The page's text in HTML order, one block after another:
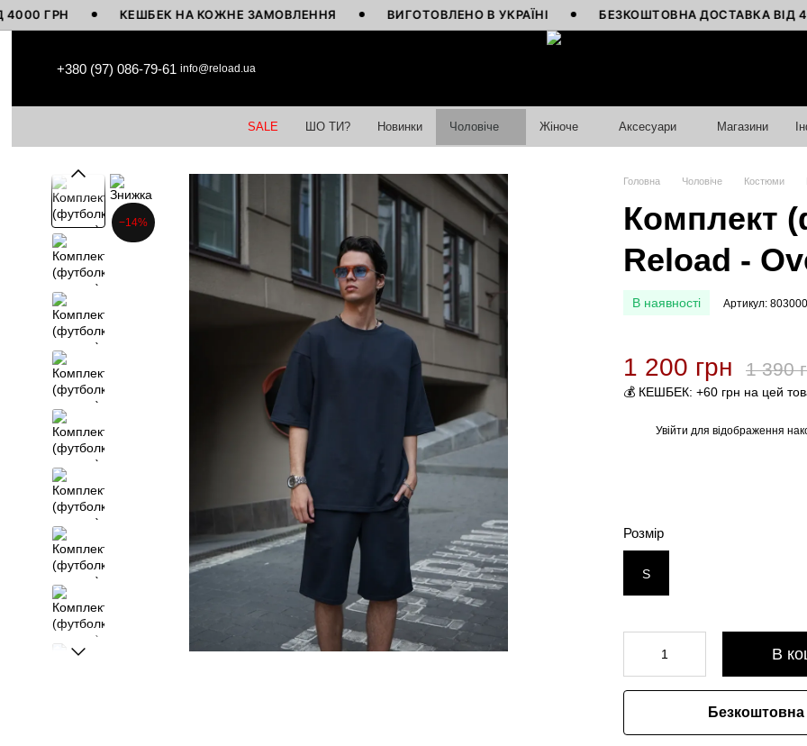
КЕШБЕК НА КОЖНЕ ЗАМОВЛЕННЯ ВИГОТОВЛЕНО В УКРАЇНІ БЕЗКОШТОВНА ДОСТАВКА ВІД 4000
+380 (97) 086-79-61 info@reload.ua
SALE ШО ТИ? Новинки Чоловіче Жіноче Аксесуари Магазини
−14%
Головна Чоловіче Костюми
Комплект
Reload -
В наявності Артикул:
1 200 грн 1 390
💰 КЕШБЕК: +60 грн на цей
Увійти для відображення
Розмір
S
В
Безкоштовна